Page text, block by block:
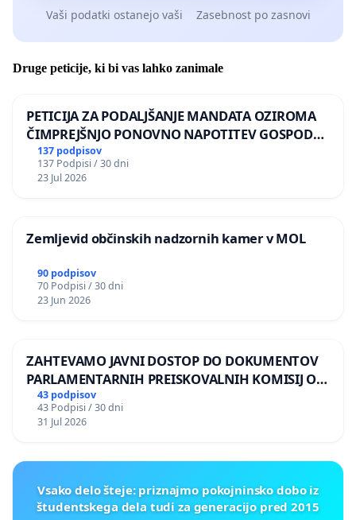
Vaši podatki ostanejo vaši Zasebnost po zasnovi
Druge peticije, ki bi vas lahko zanimale
PETICIJA ZA PODALJŠANJE MANDATA OZIROMA
ČIMPREJŠNJO PONOVNO NAPOTITEV GOSPODA
BERNARDA ŠRAJNERJA NA VELEPOSLANIŠTVO
REPUBLIKE SLOVENIJE V MOSKVI
137 podpisov
137 Podpisi / 30 dni
23 Jul 2026
Zemljevid občinskih nadzornih kamer v MOL
90 podpisov
70 Podpisi / 30 dni
23 Jun 2026
ZAHTEVAMO JAVNI DOSTOP DO DOKUMENTOV
PARLAMENTARNIH PREISKOVALNIH KOMISIJ O
ILEGALNI TRGOVINI Z OROŽJEM
43 podpisov
43 Podpisi / 30 dni
31 Jul 2026
Vsako delo šteje: priznajmo pokojninsko dobo iz
študentskega dela tudi za generacijo pred 2015